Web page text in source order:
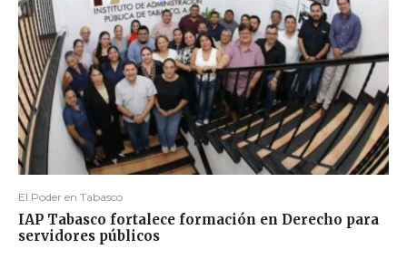
El Poder en Tabasco
IAP Tabasco fortalece formación en Derecho para
servidores públicos